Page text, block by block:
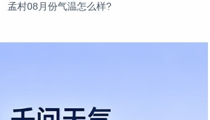
孟村08月份气温怎么样?